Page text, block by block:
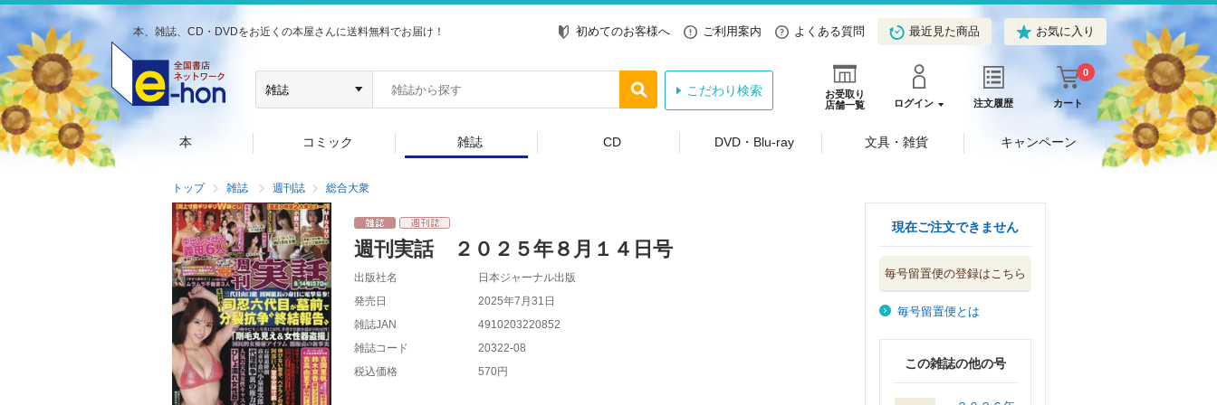
本、雑誌、CD・DVDをお近くの本屋さんに送料無料でお届け！ 初めてのお客様へ ご利用案内 よくある質問 最近見た商品 お気に入り
お受取り
店舗一覧
ログイン 注文履歴 カート
0
こだわり検索
本 コミック 雑誌 CD DVD・Blu-ray 文具・雑貨 キャンペーン
トップ 雑誌 週刊誌 総合大衆
週刊実話 ２０２５年８月１４日号
出版社名
日本ジャーナル出版
発売日
2025年7月31日
雑誌JAN
4910203220852
雑誌コード
20322-08
税込価格
570円
現在ご注文できません
毎号留置便の登録はこちら
毎号留置便とは
この雑誌の他の号